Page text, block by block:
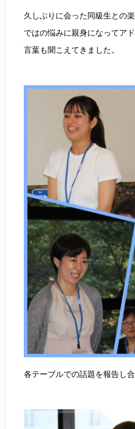
久しぶりに会った同級生との
ではの悩みに親身になってア
言葉も聞こえてきました。
各テーブルでの話題を報告し合